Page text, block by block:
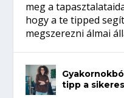
meg a
hogy a te tipped
megszerezni álmai
tipp a